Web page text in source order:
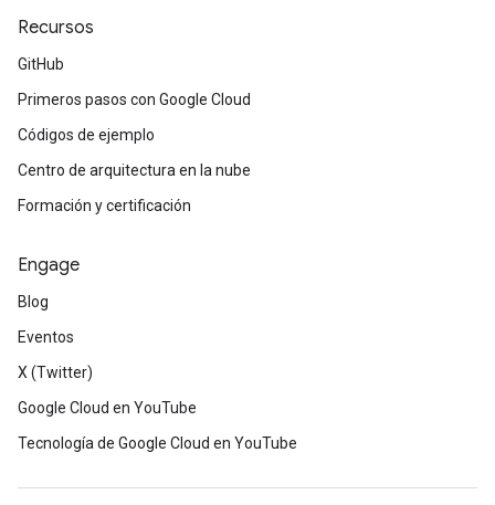
Recursos
GitHub
Primeros pasos con Google Cloud
Códigos de ejemplo
Centro de arquitectura en la nube
Formación y certificación
Engage
Blog
Eventos
X (Twitter)
Google Cloud en YouTube
Tecnología de Google Cloud en YouTube